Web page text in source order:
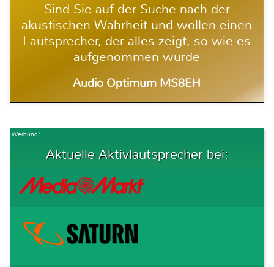
Sind Sie auf der Suche nach der
akustischen Wahrheit und wollen einen
Lautsprecher, der alles zeigt, so wie es
aufgenommen wurde
Audio Optimum MS8EH
Werbung*
Aktuelle Aktivlautsprecher bei: